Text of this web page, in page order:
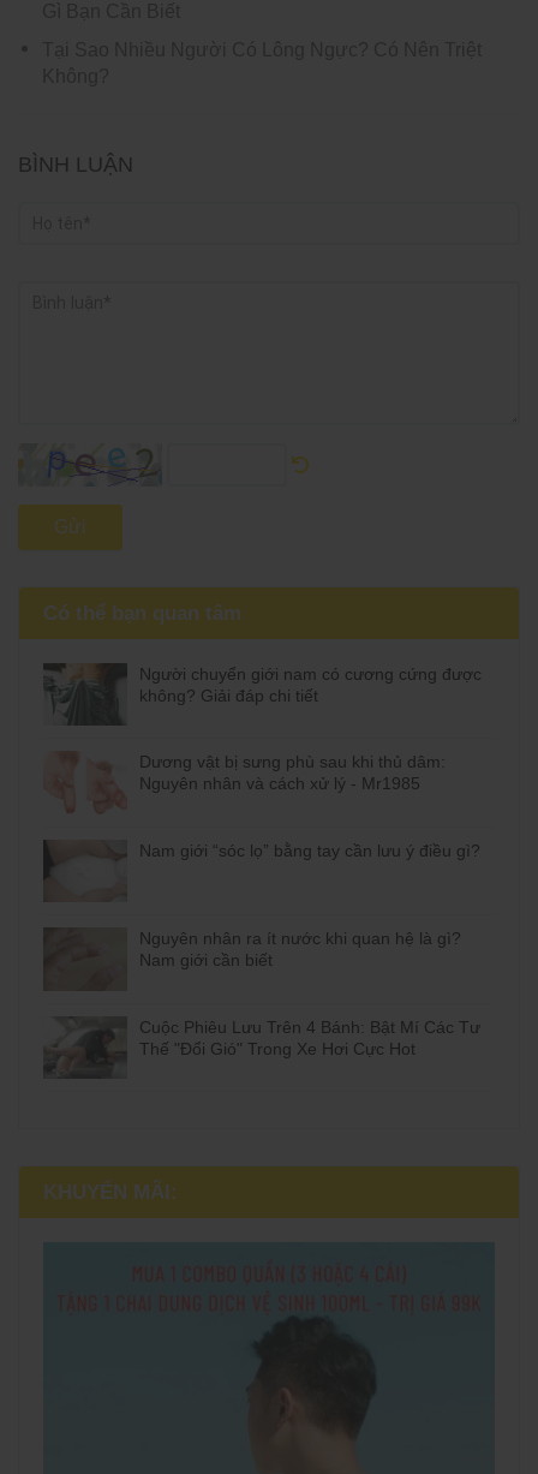
BÌNH LUẬN
Gửi
Có thể bạn quan tâm
Người chuyển giới nam có cương cứng được
không? Giải đáp chi tiết
Dương vật bị sưng phù sau khi thủ dâm:
Nguyên nhân và cách xử lý - Mr1985
Nam giới “sóc lọ” bằng tay cần lưu ý điều gì?
Nguyên nhân ra ít nước khi quan hệ là gì?
Nam giới cần biết
Cuộc Phiêu Lưu Trên 4 Bánh: Bật Mí Các Tư
Thế "Đổi Gió" Trong Xe Hơi Cực Hot
KHUYẾN MÃI: